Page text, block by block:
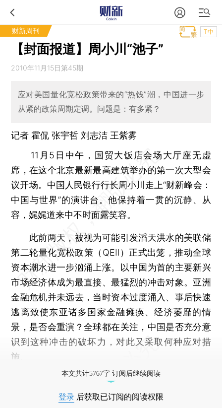
财新周刊 T中
【封面报道】周小川“池子”
2010年11月15日第45期
应对美国量化宽松政策带来的“热钱”潮，中国进一步
从紧的政策周期定调。问题是：有多紧？
记者霍侃 张宇哲 刘志洁 王紫雾
11月5日中午，国贸大饭店会场大厅座无虚
席，在这个北京最新最高建筑举办的第一次大型会
议开场。中国人民银行行长周小川走上“财新峰会：
中国与世界”的演讲台。他保持着一贯的沉静、从
容，娓娓道来中不时面露笑容。
此前两天，被视为可能引发滔天洪水的美联储
第二轮量化宽松政策（QEⅡ）正式出笼，推动全球
资本潮水进一步汹涌上涨。以中国为首的主要新兴
市场经济体成为最直接、最猛烈的冲击对象。亚洲
金融危机并未远去，当时资本过度涌入、事后快速
逃离致使东亚诸多国家金融瘫痪、经济萎靡的情
景，是否会重演？全球都在关注，中国是否充分意
识到这种冲击的破坏力，对此又采取何种应对措
施。
本文共计5767字 订阅后继续阅读
登录 后获取已订阅的阅读权限